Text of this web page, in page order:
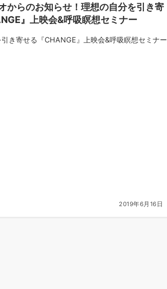
からのお知らせ！理想の自分を引き寄
』上映会&呼吸瞑想セミナー
き寄せる『CHANGE』上映会&呼吸瞑想セミナー
2019年6月16日